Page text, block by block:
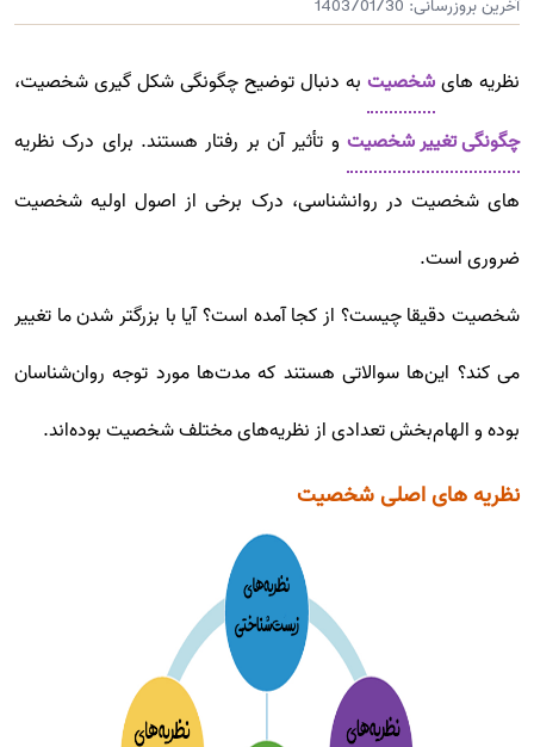
آخرین بروزرسانی: 1403/01/30
نظریه هایشخصیت به دنبال توضیح چگونگی شکل گیری شخصیت،
چگونگی تغییر شخصیت و تأثیر آن بر رفتار هستند. برای درک نظریه
های شخصیت در روانشناسی، درک برخی از اصول اولیه شخصیت
ضروری است.
شخصیت دقیقا چیست؟ از کجا آمده است؟ آیا با بزرگتر شدن ما تغییر
می کند؟ این‌ها سوالاتی هستند که مدت‌ها مورد توجه روان‌شناسان
بوده و الهام‌بخش تعدادی از نظریه‌های مختلف شخصیت بوده‌اند.
نظریه های اصلی شخصیت